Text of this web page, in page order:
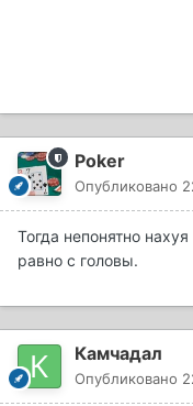
Poker
Опубликовано
Тогда непонятно
равно с головы.
Камчадал
Опубликовано